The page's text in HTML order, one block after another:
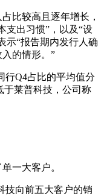
比较高且逐年增长，
支出习惯”，以及“设
示“报告期内发行人确
的情形。”
行Q4占比的平均值分
于莱普科技，公司称
一大客户。
技向前五大客户的销